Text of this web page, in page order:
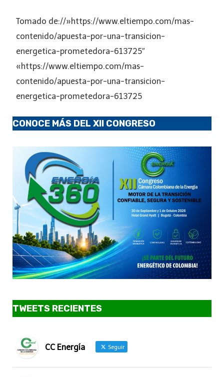
Tomado de://»https://www.eltiempo.com/mas-
contenido/apuesta-por-una-transicion-
energetica-prometedora-613725″
«https://www.eltiempo.com/mas-
contenido/apuesta-por-una-transicion-
energetica-prometedora-613725
CONOCE MÁS DEL XII CONGRESO
TWEETS RECIENTES
CC Energía Seguir